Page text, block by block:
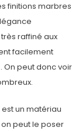
finitions marbres
raffiné aux
facilement
On peut donc voir
un matériau
peut le poser